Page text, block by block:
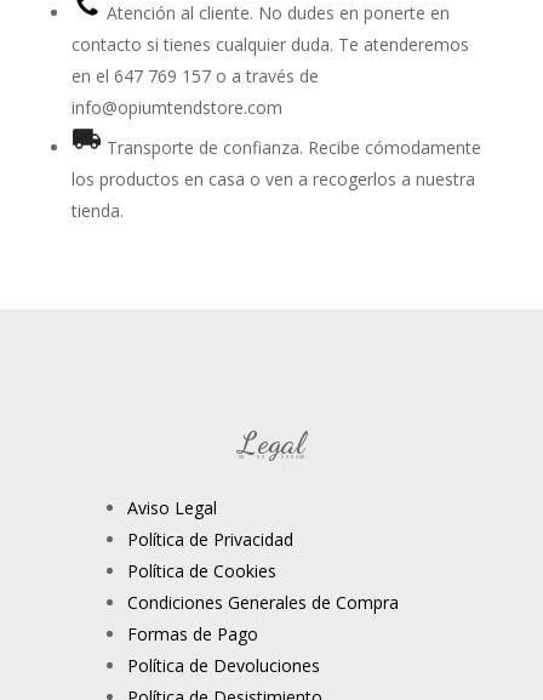
Atención al cliente. No dudes en ponerte en
contacto si tienes cualquier duda. Te atenderemos
en el 647 769 157o a través de
info@opiumtendstore.com
Transporte de confianza. Recibe cómodamente
los productos en casa o ven a recogerlos a nuestra
tienda.
Legal
Aviso Legal
Política de Privacidad
Política de Cookies
Condiciones Generales de Compra
Formas de Pago
Política de Devoluciones